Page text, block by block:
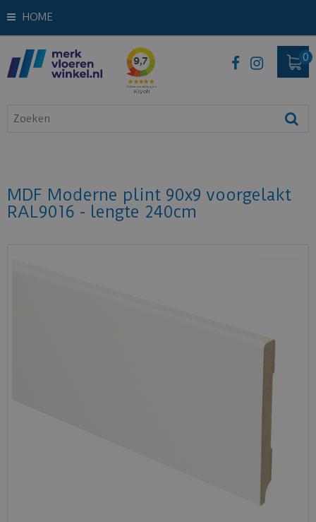
HOME
MDF Moderne plint 90x9 voorgelakt
RAL9016 - lengte 240cm